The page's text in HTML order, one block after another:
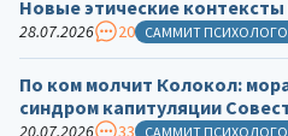
Новые этические контексты
28.07.2026 20 САММИТ
По ком молчит Колокол:
синдром капитуляции
20.07.2026 33 САММИТ